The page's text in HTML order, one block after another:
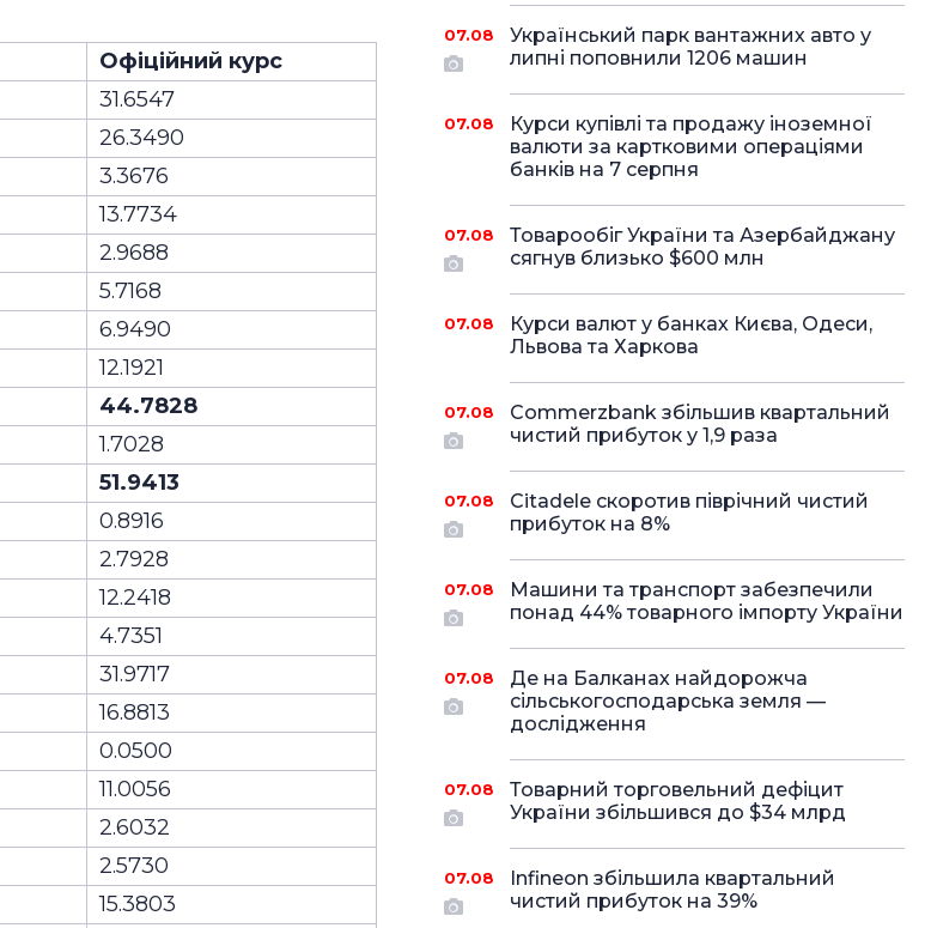
Офіційний курс
31.6547
26.3490
3.3676
13.7734
2.9688
5.7168
6.9490
12.1921
44.7828
1.7028
51.9413
0.8916
2.7928
12.2418
4.7351
31.9717
16.8813
0.0500
11.0056
2.6032
2.5730
15.3803
07.08
Український парк вантажних авто у
липні поповнили 1206 машин
07.08
Курси купівлі та продажу іноземної
валюти за картковими операціями
банків на 7 серпня
07.08
Товарообіг України та Азербайджану
сягнув близько $600 млн
07.08
Курси валют у банках Києва, Одеси,
Львова та Харкова
07.08
Commerzbank збільшив квартальний
чистий прибуток у 1,9 раза
07.08
Citadele скоротив піврічний чистий
прибуток на 8%
07.08
Машини та транспорт забезпечили
понад 44% товарного імпорту України
07.08
Де на Балканах найдорожча
сільськогосподарська земля —
дослідження
07.08
Товарний торговельний дефіцит
України збільшився до $34 млрд
07.08
Infineon збільшила квартальний
чистий прибуток на 39%